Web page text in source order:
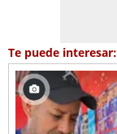
Te puede interesar: